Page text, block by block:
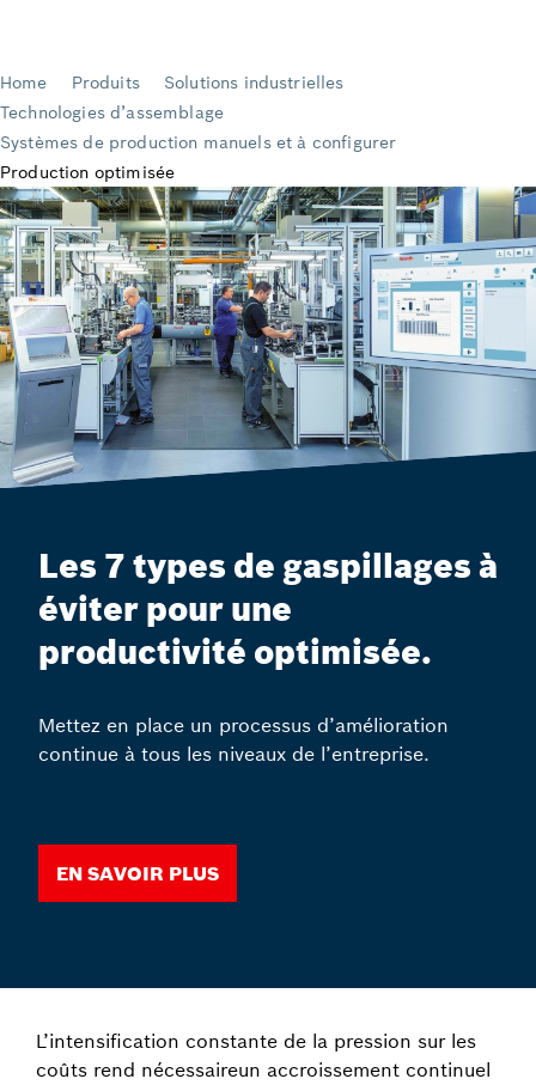
Les 7 types de gaspillages à
éviter pour une
productivité optimisée.
Mettez en place un processus d’amélioration
continue à tous les niveaux de l’entreprise.
En savoir plus
L’intensification constante de la pression sur les
coûts rend nécessaireun accroissement continuel